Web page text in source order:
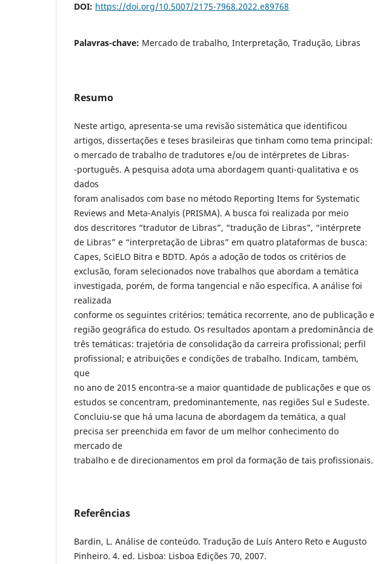
DOI: https://doi.org/10.5007/2175-7968.2022.e89768
Palavras-chave: Mercado de trabalho, Interpretação, Tradução, Libras
Resumo
Neste artigo, apresenta-se uma revisão sistemática que identificou
artigos, dissertações e teses brasileiras que tinham como tema principal:
o mercado de trabalho de tradutores e/ou de intérpretes de Libras-
-português. A pesquisa adota uma abordagem quanti-qualitativa e os
dados
foram analisados com base no método Reporting Items for Systematic
Reviews and Meta-Analyis (PRISMA). A busca foi realizada por meio
dos descritores “tradutor de Libras”, “tradução de Libras”, “intérprete
de Libras” e “interpretação de Libras” em quatro plataformas de busca:
Capes, SciELO Bitra e BDTD. Após a adoção de todos os critérios de
exclusão, foram selecionados nove trabalhos que abordam a temática
investigada, porém, de forma tangencial e não específica. A análise foi
realizada
conforme os seguintes critérios: temática recorrente, ano de publicação e
região geográfica do estudo. Os resultados apontam a predominância de
três temáticas: trajetória de consolidação da carreira profissional; perfil
profissional; e atribuições e condições de trabalho. Indicam, também,
que
no ano de 2015 encontra-se a maior quantidade de publicações e que os
estudos se concentram, predominantemente, nas regiões Sul e Sudeste.
Concluiu-se que há uma lacuna de abordagem da temática, a qual
precisa ser preenchida em favor de um melhor conhecimento do
mercado de
trabalho e de direcionamentos em prol da formação de tais profissionais.
Referências
Bardin, L. Análise de conteúdo. Tradução de Luís Antero Reto e Augusto
Pinheiro. 4. ed. Lisboa: Lisboa Edições 70, 2007.